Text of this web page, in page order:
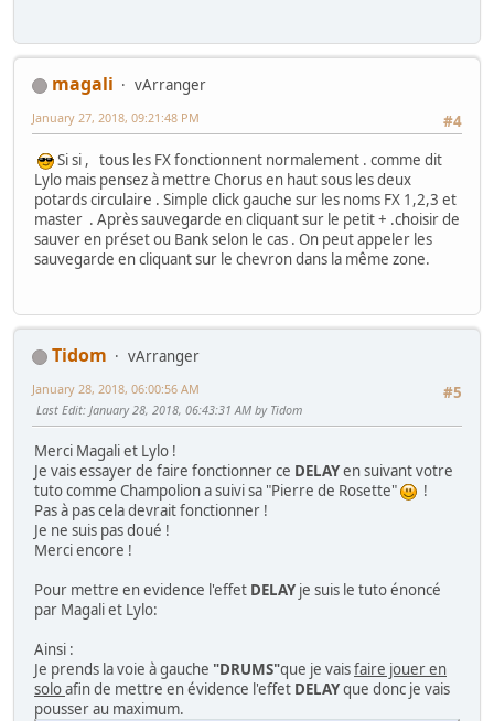
magali
vArranger
#4
January 27, 2018, 09:21:48 PM
Si si , tous les FX fonctionnent normalement . comme dit
Lylo mais pensez à mettre Chorus en haut sous les deux
potards circulaire . Simple click gauche sur les noms FX 1,2,3 et
master . Après sauvegarde en cliquant sur le petit + .choisir de
sauver en préset ou Bank selon le cas . On peut appeler les
sauvegarde en cliquant sur le chevron dans la même zone.
Tidom
vArranger
#5
January 28, 2018, 06:00:56 AM
Last Edit: January 28, 2018, 06:43:31 AM by Tidom
Merci Magali et Lylo !
Je vais essayer de faire fonctionner ce DELAYen suivant votre
tuto comme Champolion a suivi sa "Pierre de Rosette"
!
Pas à pas cela devrait fonctionner !
Je ne suis pas doué !
Merci encore !
Pour mettre en evidence l'effet DELAY je suis le tuto énoncé
par Magali et Lylo:
Ainsi :
Je prends la voie à gauche "DRUMS"que je vaisfaire jouer en
soloafin de mettre en évidence l'effet DELAYque donc je vais
pousser au maximum.